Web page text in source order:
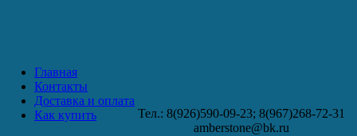
Главная
Контакты
Доставка и оплата
Как купить
Тел.: 8(926)590-09-23; 8(967)268-72-31
amberstone@bk.ru